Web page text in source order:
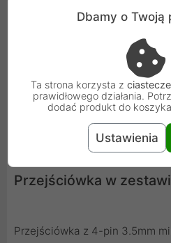
Przejściówka w
Przejściówka z 4-pin 3.5mm
Dbamy o Twoją
Ta strona korzysta z
prawidłowego działania.
dodać produkt do
Ustawienia